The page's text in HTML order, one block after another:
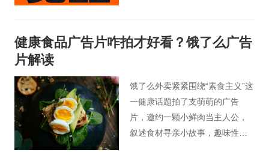
面前。
健康食品广告片咋拍才好看？饿了么广告
片解读
饿了么外卖紧紧围绕“素食主义”这
一健康话题拍了支萌萌的广告
片，邀约一颗小鲜肉当主人公，
叙述食材寻亲小故事，趣味性开